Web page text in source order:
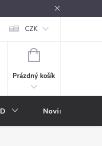
e-kouření Nákupní rádce
CZK
NÁKUPNÍ
Prázdný košík
Novinky